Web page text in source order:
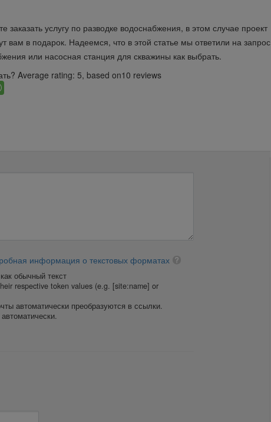
услугу по разводке водоснабжения, в этом случае проект
вам в подарок. Надеемся, что в этой статье мы ответили на запрос
или насосная станция для скважины как выбрать.
Average rating: 5, based on10 reviews
информация о текстовых форматах
обычный текст
respective token values (e.g. [site:name] or
автоматически преобразуются в ссылки.